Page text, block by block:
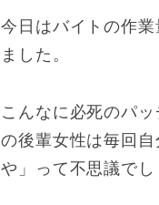
今日はバイトの作
ました。
こんなに必死のパ
の後輩女性は毎回
や」って不思議で